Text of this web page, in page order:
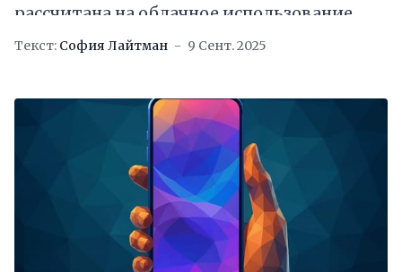
рассчитана на облачное использование
Текст: София Лайтман 9 Сент. 2025